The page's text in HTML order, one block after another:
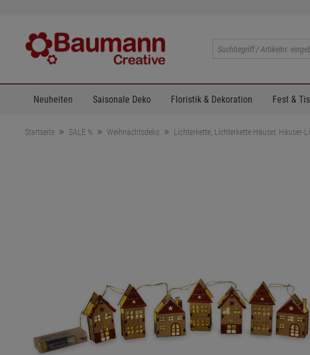
Neuheiten Saisonale Deko Floristik & Dekoration Fest &
Startseite SALE % Weihnachtsdeko Lichterkette, Lichterkette Häuser, Häuser-